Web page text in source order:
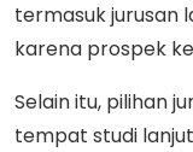
termasuk jurusan
karena prospek
Selain itu, pilihan
tempat studi